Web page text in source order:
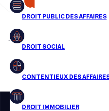
Droit public des affaires
Droit social
Droit immobilier
Restructuring
jour
Aucun résultats pour cette